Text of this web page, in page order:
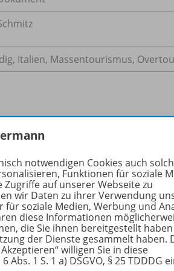
Italien, Massentourismus,
typisch italienischen Stadt
Tagestouristen oder
haben“ besuchen: eine
wird.
notwendigen Cookies auch
Funktionen für soziale
auf unserer Webseite zu
wir Daten zu ihrer Verwendung
soziale Medien, Werbung und
diese Informationen
die Sie ihnen bereitgestellt
der Dienste gesammelt haben.
willigen Sie in diese
1 S. 1 a) DSGVO, § 25 TDDDG